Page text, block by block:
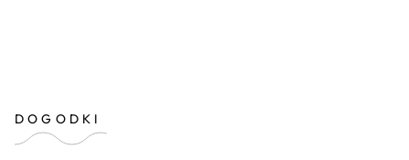
DOGODKI